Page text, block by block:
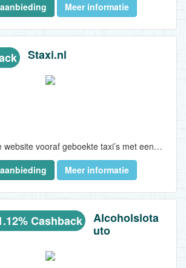
Meer informatie
Staxi.nl
Staxi biedt via de website vooraf geboekte taxi’s met een vaste prijs en betrouwbare gediplomeerde chauffeurs. De service richt zich op zorgeloze ritten voor zowel particuliere als zakelijke reizigers. De focus ligt op comfort, punctualiteit en persoonlijke service. Staxi staat bekend om duidelijke communicatie, vaste tarieven en een sterke klantgerichte aanpak die aansluit bij reizigers in heel Nederland...
Meer informatie
Cashback
Alcoholslota
uto